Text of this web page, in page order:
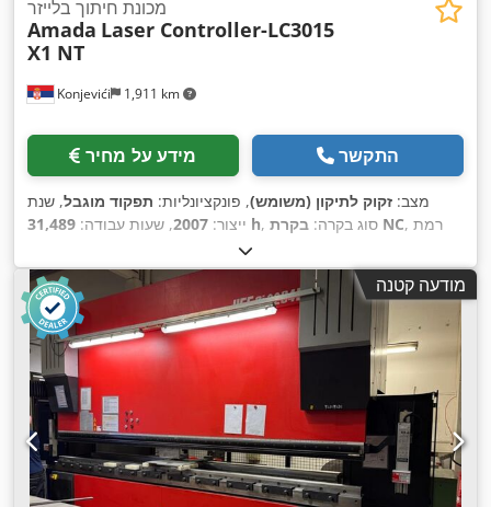
Konjevići 1,911 km
מכונת חיתוך בלייזר
Amada Laser Controller-LC3015
X1 NT
מידע על מחיר התקשר
מצב: זקוק לתיקון (משומש), פונקציונליות: תפקוד מוגבל, שנת
ייצור: 2007, שעות עבודה: 31,489 h , סוג בקרה: בקרת NC, רמת
אוטומציה:, סוג לייזר:
h
, הספק לייזר:4,000 וואט , עובי מירבי של לוח:22 מ"מ
, עובי מירבי
של יריעת פלדה:
22 מ"מ , עובי מקסימלי של פח נירוסטה:8 מ"מ
,
עובי מירבי של יריעת אלומיניום:6 מ"מ , אורך שולחן: 3,000 מ"מ
,
רוחב שולחן:1,500 מ"מ , אורך עבודה:3,000 מ"מ
, רוחב עבודה:
3,000 מ"מ,
מודעה קטנה